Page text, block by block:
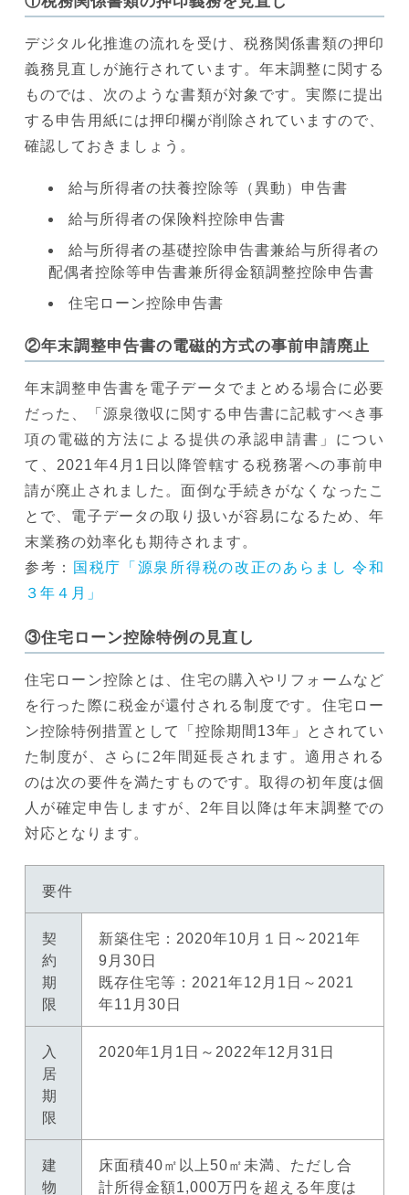
デジタル化推進の流れを受け、税務関係書類の押印
義務見直しが施行されています。年末調整に関する
ものでは、次のような書類が対象です。実際に提出
する申告用紙には押印欄が削除されていますので、
確認しておきましょう。
給与所得者の扶養控除等（異動）申告書
給与所得者の保険料控除申告書
給与所得者の基礎控除申告書兼給与所得者の
配偶者控除等申告書兼所得金額調整控除申告書
住宅ローン控除申告書
②年末調整申告書の電磁的方式の事前申請廃止
年末調整申告書を電子データでまとめる場合に必要
だった、「源泉徴収に関する申告書に記載すべき事
項の電磁的方法による提供の承認申請書」につい
て、2021年4月1日以降管轄する税務署への事前申
請が廃止されました。面倒な手続きがなくなったこ
とで、電子データの取り扱いが容易になるため、年
末業務の効率化も期待されます。
参考：
国税庁「源泉所得税の改正のあらまし 令和
３年４月」
③住宅ローン控除特例の見直し
住宅ローン控除とは、住宅の購入やリフォームなど
を行った際に税金が還付される制度です。住宅ロー
ン控除特例措置として「控除期間13年」とされてい
た制度が、さらに2年間延長されます。適用される
のは次の要件を満たすものです。取得の初年度は個
人が確定申告しますが、2年目以降は年末調整での
対応となります。
要件
契
約
期
限
新築住宅：2020年10月１日～2021年
9月30日
既存住宅等：2021年12月1日～2021
年11月30日
入
居
期
限
2020年1月1日～2022年12月31日
建
物
床面積40㎡以上50㎡未満、ただし合
計所得金額1,000万円を超える年度は